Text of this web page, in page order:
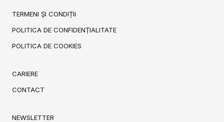
TERMENI ȘI CONDIȚII
POLITICA DE CONFIDENȚIALITATE
POLITICA DE COOKIES
CARIERE
CONTACT
NEWSLETTER